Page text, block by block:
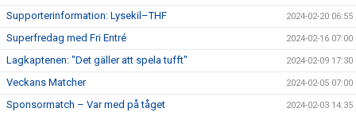
Supporterinformation: Lysekil–THF 2024-02-20 06:55
Superfredag med Fri Entré 2024-02-16 07:00
Lagkaptenen: "Det gäller att spela tufft" 2024-02-09 17:30
Veckans Matcher 2024-02-05 07:00
Sponsormatch – Var med på tåget 2024-02-03 14:35